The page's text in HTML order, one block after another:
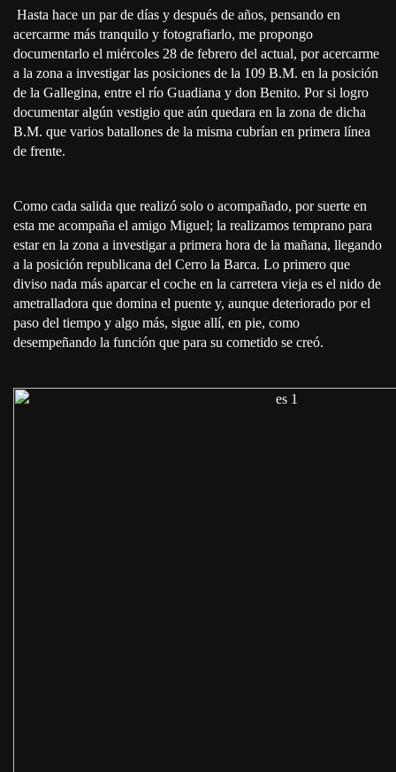
Hasta hace un par de días y después de años, pensando en
acercarme más tranquilo y fotografiarlo, me propongo
documentarlo el miércoles 28 de febrero del actual, por acercarme
a la zona a investigar las posiciones de la 109 B.M. en la posición
de la Gallegina, entre el río Guadiana y don Benito. Por si logro
documentar algún vestigio que aún quedara en la zona de dicha
B.M. que varios batallones de la misma cubrían en primera línea
de frente.
Como cada salida que realizó solo o acompañado, por suerte en
esta me acompaña el amigo Miguel; la realizamos temprano para
estar en la zona a investigar a primera hora de la mañana, llegando
a la posición republicana del Cerro la Barca. Lo primero que
diviso nada más aparcar el coche en la carretera vieja es el nido de
ametralladora que domina el puente y, aunque deteriorado por el
paso del tiempo y algo más, sigue allí, en pie, como
desempeñando la función que para su cometido se creó.